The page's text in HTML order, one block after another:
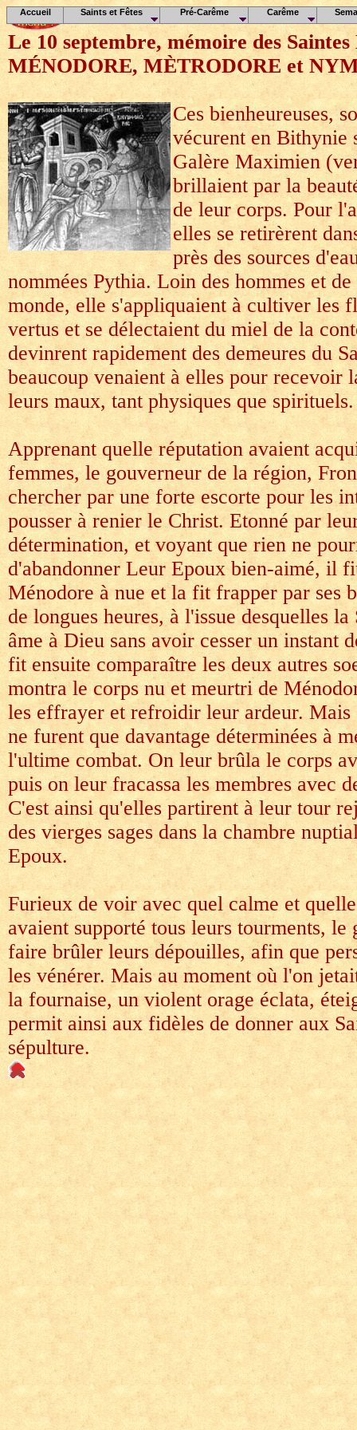
Le 10 septembre, mémoire des
MÉNODORE, MÈTRODORE et
Ces bienheureuses,
vécurent en Bithynie
Galère Maximien
brillaient par la
de leur corps. Pour
elles se retirèrent
près des sources
nommées Pythia. Loin des hommes et
monde, elle s'appliquaient à cultiver les
vertus et se délectaient du miel de la
devinrent rapidement des demeures du
beaucoup venaient à elles pour recevoir
leurs maux, tant physiques que spirituels.
Apprenant quelle réputation avaient
femmes, le gouverneur de la région,
chercher par une forte escorte pour les
pousser à renier le Christ. Etonné par
détermination, et voyant que rien ne
d'abandonner Leur Epoux bien-aimé, il
Ménodore à nue et la fit frapper par ses
de longues heures, à l'issue desquelles
âme à Dieu sans avoir cesser un instant
fit ensuite comparaître les deux autres
montra le corps nu et meurtri de
les effrayer et refroidir leur ardeur. Mais
ne furent que davantage déterminées à
l'ultime combat. On leur brûla le corps
puis on leur fracassa les membres avec
C'est ainsi qu'elles partirent à leur tour
des vierges sages dans la chambre
Epoux.
Furieux de voir avec quel calme et
avaient supporté tous leurs tourments,
faire brûler leurs dépouilles, afin que
les vénérer. Mais au moment où l'on
la fournaise, un violent orage éclata,
permit ainsi aux fidèles de donner aux
sépulture.
Accueil Saints et Fêtes Pré-Carême Carême